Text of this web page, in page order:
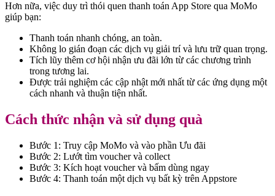
Hơn nữa, việc duy trì thói quen thanh toán App Store qua MoMo
giúp bạn:
Thanh toán nhanh chóng, an toàn.
Không lo gián đoạn các dịch vụ giải trí và lưu trữ quan trọng.
Tích lũy thêm cơ hội nhận ưu đãi lớn từ các chương trình
trong tương lai.
Được trải nghiệm các cập nhật mới nhất từ các ứng dụng một
cách nhanh và thuận tiện nhất.
Cách thức nhận và sử dụng quà
Bước 1: Truy cập MoMo và vào phần Ưu đãi
Bước 2: Lướt tìm voucher và collect
Bước 3: Kích hoạt voucher và bấm dùng ngay
Bước 4: Thanh toán một dịch vụ bất kỳ trên Appstore